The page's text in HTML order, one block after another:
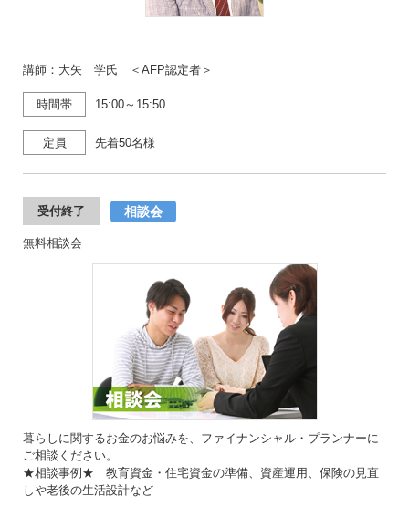
講師：大矢 学氏 ＜AFP認定者＞
時間帯 15:00～15:50
定員 先着50名様
受付終了 相談会
無料相談会
暮らしに関するお金のお悩みを、ファイナンシャル・プランナーに
ご相談ください。
★相談事例★ 教育資金・住宅資金の準備、資産運用、保険の見直
しや老後の生活設計など